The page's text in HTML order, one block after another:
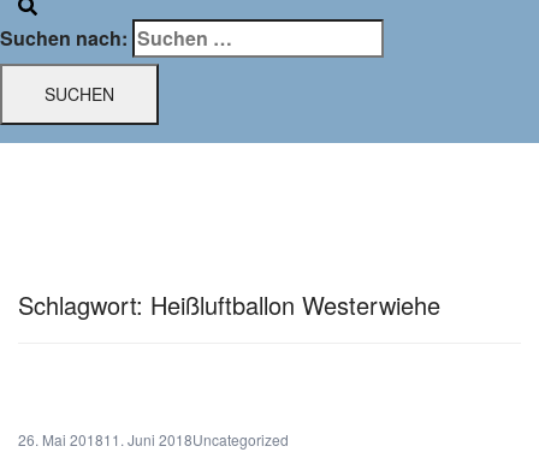
Suchen nach:
Schlagwort: Heißluftballon Westerwiehe
26. Mai 201811. Juni 2018Uncategorized